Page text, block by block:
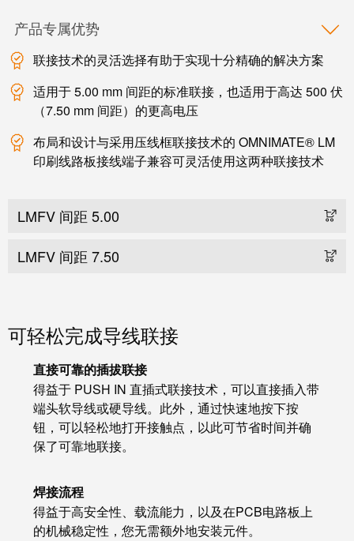
产品专属优势
联接技术的灵活选择有助于实现十分精确的解决方案
适用于 5.00 mm 间距的标准联接，也适用于高达 500 伏
（7.50 mm 间距）的更高电压
布局和设计与采用压线框联接技术的 OMNIMATE® LM
印刷线路板接线端子兼容可灵活使用这两种联接技术
LMFV 间距 5.00
LMFV 间距 7.50
可轻松完成导线联接
直接可靠的插拔联接
得益于 PUSH IN 直插式联接技术，可以直接插入带
端头软导线或硬导线。此外，通过快速地按下按
钮，可以轻松地打开接触点，以此可节省时间并确
保了可靠地联接。
焊接流程
得益于高安全性、载流能力，以及在PCB电路板上
的机械稳定性，您无需额外地安装元件。